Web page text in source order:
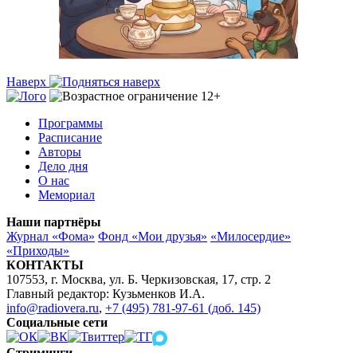
Наверх
Программы
Расписание
Авторы
Дело дня
О нас
Мемориал
Наши партнёры
Журнал «Фома» Фонд «Мои друзья» «Милосердие»
«Приходы»
КОНТАКТЫ
107553, г. Москва, ул. Б. Черкизовская, 17, стр. 2
Главный редактор: Кузьменков И.А.
info@radiovera.ru, +7 (495) 781-97-61 (доб. 145)
Социальные сети